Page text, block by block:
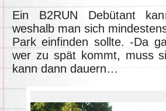
Ein B2RUN Debütant
weshalb man sich
Park einfinden sollte. -Da
wer zu spät kommt, muss
kann dann dauern…